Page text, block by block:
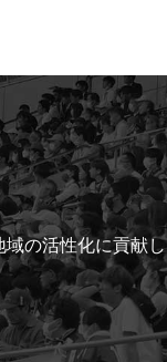
の活性化に貢献